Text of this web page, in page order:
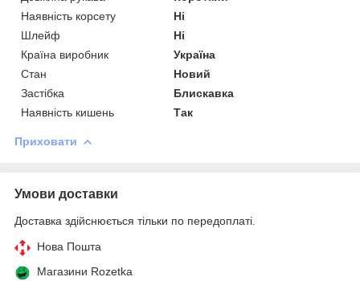
Наявність корсету
Ні
Шлейф
Ні
Країна виробник
Україна
Стан
Новий
Застібка
Блискавка
Наявність кишень
Так
Приховати
Умови доставки
Доставка здійснюється тільки по передоплаті.
Нова Пошта
Магазини Rozetka